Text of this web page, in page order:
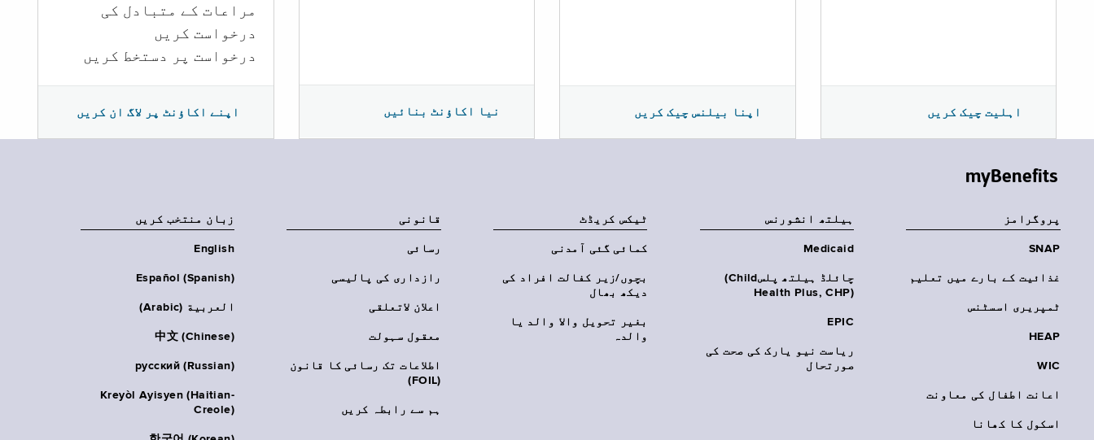
مراعات کے متبادل کی
درخواست کریں
درخواست پر دستخط کریں
اپنے اکاؤنٹ پر لاگ ان کریں نیا اکاؤنٹ بنائیں اپنا بیلنس چیک کریں اہلیت چیک کریں
myBenefits
پروگرامز
SNAP
غذائیت کے بارے میں تعلیم
ٹمپریری اسسٹنس
HEAP
WIC
اعانت اطفال کی معاونت
اسکول کا کھانا
‏ہیلتھ انشورنس
Medicaid
چائلڈ ہیلتھ پلس‎(Child
Health Plus, CHP)‎
EPIC
ریاست نیو یارک کی صحت کی
صورتحال
ٹیکس کریڈٹ
کمائی گئی آمدنی
بچوں/زیر کفالت افراد کی
دیکھ بھال
بغیر تحویل والا والد یا
والدہ
قانونی
رسائی
رازداری کی پالیسی
اعلان لاتعلقی
معقول سہولت
اطلاعات تک رسائی کا قانون
(FOIL)
ہم سے رابطہ کریں
زبان منتخب کریں
English
Español (Spanish)
العربية (Arabic)
中文 (Chinese)
русский (Russian)
Kreyòl Ayisyen (Haitian-
Creole)